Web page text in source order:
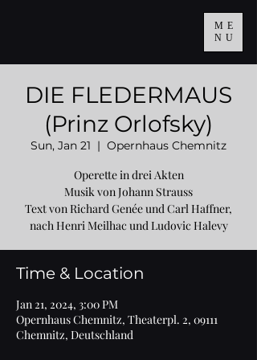
ME
NU
DIE FLEDERMAUS
(Prinz Orlofsky)
Sun, Jan 21
  |
Opernhaus Chemnitz
Operette in drei Akten
Musik von Johann Strauss
Text von Richard Genée und Carl Haffner,
nach Henri Meilhac und Ludovic Halevy
Time & Location
Jan 21, 2024, 3:00 PM
Opernhaus Chemnitz, Theaterpl. 2, 09111
Chemnitz, Deutschland